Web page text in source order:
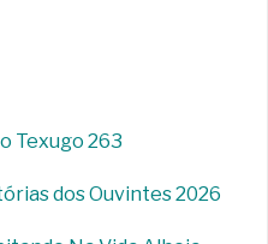
Texugo 263
dos Ouvintes 2026